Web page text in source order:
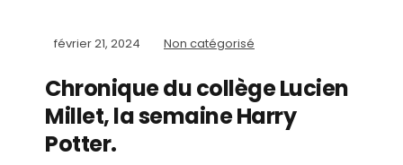
février 21, 2024 Non catégorisé
Chronique du collège Lucien
Millet, la semaine Harry
Potter.